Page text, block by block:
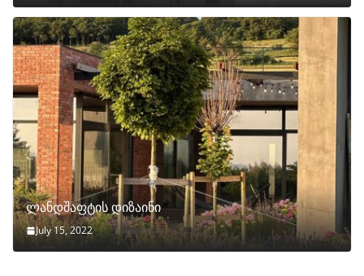
ლანდშაფტის დიზაინი
July 15, 2022